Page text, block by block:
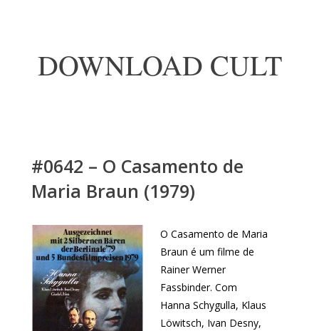
DOWNLOAD CULT
#0642 – O Casamento de
Maria Braun (1979)
O Casamento de Maria
Braun é um filme de
Rainer Werner
Fassbinder. Com
Hanna Schygulla, Klaus
Löwitsch, Ivan Desny,